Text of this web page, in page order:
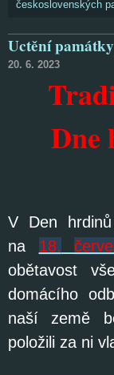
československých
Uctění
20. 6. 2023
Dne
V Den
na 18.
obětavost
domácího
naší země
položili za ni